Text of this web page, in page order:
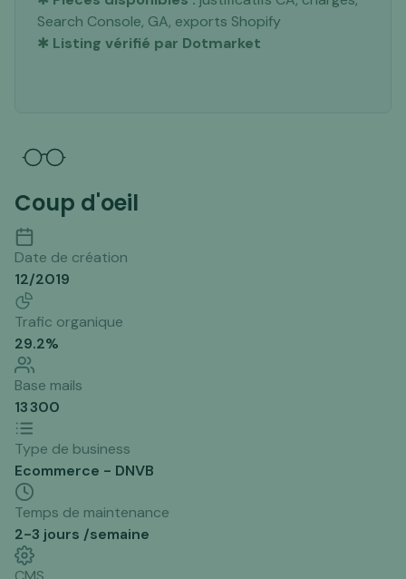
Search Console, GA, exports Shopify
✱ Listing vérifié par Dotmarket
Coup d'oeil
Date de création
12/2019
Trafic organique
29.2%
Base mails
13 300
Type de business
Ecommerce - DNVB
Temps de maintenance
2-3 jours /semaine